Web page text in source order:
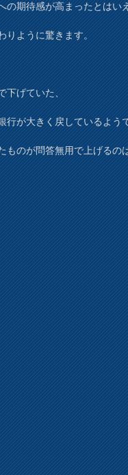
の期待感が高まったとはい
りように驚きます。
下げていた、
行が大きく戻しているよう
ものが問答無用で上げるの